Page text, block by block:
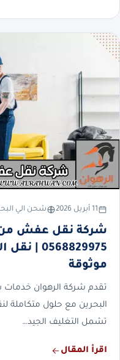
11 أبريل 2026 شحن الي
شركة نقل عفش من
موثوقة
تقدم شركة الرهوان
البحرين مع حلول متكاملة
تشمل التغليف الجيد…
اقرأ المقال